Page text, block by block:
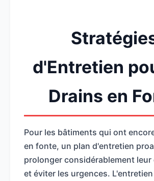
d'Entretien
Drains en
Pour les bâtiments qui ont
en fonte, un plan d'entretien
prolonger considérablement leur
et éviter les urgences.